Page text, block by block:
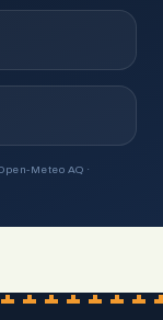
Meteo AQ ·